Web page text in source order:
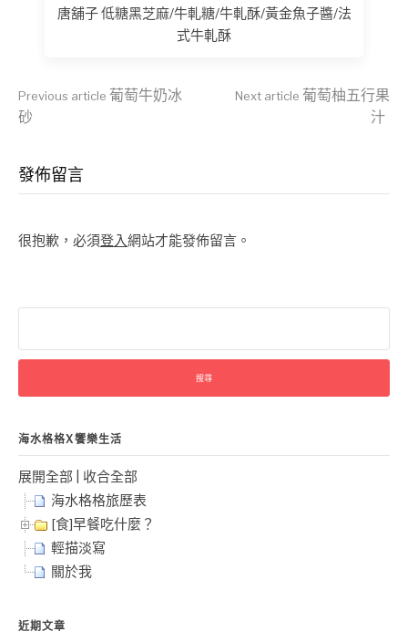
唐舖子 低糖黑芝麻/牛軋糖/牛軋酥/黃金魚子醬/法
式牛軋酥
Continue
Reading
Previous article 葡萄牛奶冰
砂
Next article 葡萄柚五行果
汁
發佈留言
很抱歉，必須登入網站才能發佈留言。
關
字:
海水格格X饗樂生活
展開全部
收合全部
海水格格旅歷表
[食]早餐吃什麼？
輕描淡寫
關於我
近期文章